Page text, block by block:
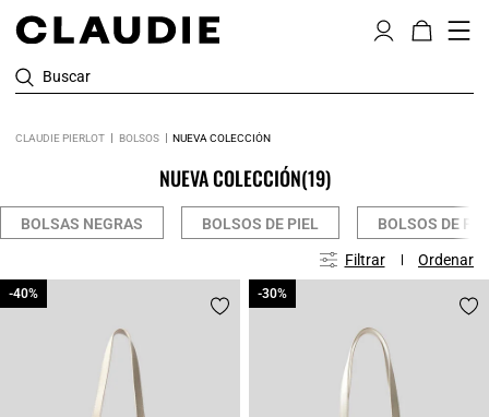
Buscar
CLAUDIE PIERLOT BOLSOS NUEVA COLECCIÓN
NUEVA COLECCIÓN(19)
BOLSAS NEGRAS BOLSOS DE PIEL BOLSOS DE
Filtrar Ordenar
-40%
-40% -30%
-30%